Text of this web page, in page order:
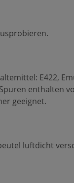
E422,
enthalten
geeignet.
luftdicht